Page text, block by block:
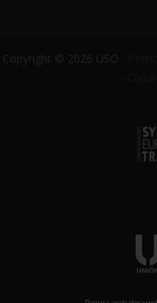
Copyright © 2026 USO ·